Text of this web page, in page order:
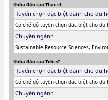
Khóa đào tạo Thạc sĩ
Tuyển chọn đặc biệt dành cho du
Có chế độ tuyển chọn đăc biệt cho du
Chuyên ngành
Sustainable Resource Sciences,
Khóa đào tạo Tiến sĩ
Tuyển chọn đặc biệt dành cho du
Có chế độ tuyển chọn đăc biệt cho du
Chuyên ngành